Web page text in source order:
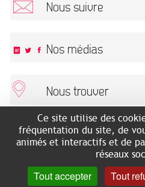
Nous suivre
Ce champ est exigé.
Nos médias
Nous trouver
ARCHIVES MUNICIPALES
2 rue des Archives
Accès mobilité réduite :
7 avenue de Bellevue
RECHERCHES
NOUS
SERVICE
LES
HISTOIRE DE
Ce site utilise des
fréquentation du site, de
animés et interactifs et de
réseaux
Tout accepter Tout